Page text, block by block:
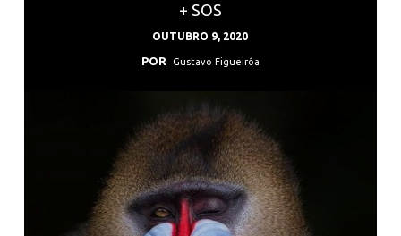
+ SOS
OUTUBRO 9, 2020
POR Gustavo Figueirôa